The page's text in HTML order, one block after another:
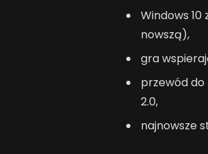
Windows
nowszą),
gra
przewód do
2.0,
najnowsze